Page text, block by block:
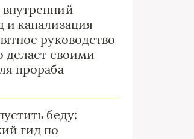
и канализация
руководство
делает своими
прораба
беду:
гид по